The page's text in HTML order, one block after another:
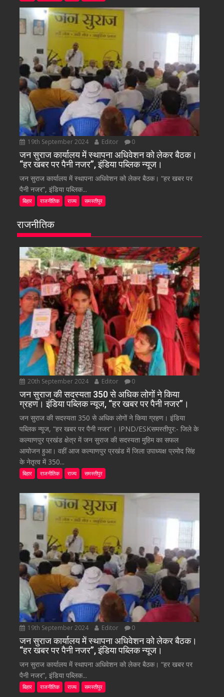
19th September 2024 Editor 0
जन सुराज कार्यालय में स्थापना अधिवेशन को लेकर बैठक।
“हर खबर पर पैनी नजर”, इंडिया पब्लिक न्यूज।
जन सुराज कार्यालय में स्थापना अधिवेशन को लेकर बैठक। “हर खबर पर
पैनी नजर”, इंडिया पब्लिक...
बिहार राजनीतिक राज्य समस्तीपुर
राजनीतिक
20th September 2024 Editor 0
जन सुराज की सदस्यता 350 से अधिक लोगों ने किया
ग्रहण। इंडिया पब्लिक न्यूज, “हर खबर पर पैनी नजर”।
जन सुराज की सदस्यता 350 से अधिक लोगों ने किया ग्रहण। इंडिया
पब्लिक न्यूज, “हर खबर पर पैनी नजर”। IPND/ESKसमस्तीपुर:- जिले के
कल्याणपुर प्रखंड क्षेत्र में जन सुराज की सदस्यता मुहिम का सफल
आयोजन हुआ। वहीं आज कल्याणपुर प्रखंड में जिला उपाध्यक्ष प्रमोद सिंह
के नेतृत्व में 350...
बिहार राजनीतिक राज्य समस्तीपुर
19th September 2024 Editor 0
जन सुराज कार्यालय में स्थापना अधिवेशन को लेकर बैठक।
“हर खबर पर पैनी नजर”, इंडिया पब्लिक न्यूज।
जन सुराज कार्यालय में स्थापना अधिवेशन को लेकर बैठक। “हर खबर पर
पैनी नजर”, इंडिया पब्लिक...
बिहार राजनीतिक राज्य समस्तीपुर